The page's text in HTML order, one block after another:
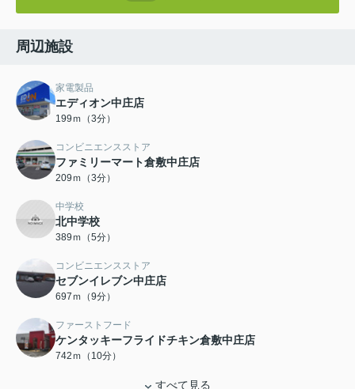
周辺施設
家電製品
エディオン中庄店
199ｍ（3分）
コンビニエンスストア
ファミリーマート倉敷中庄店
209ｍ（3分）
中学校
北中学校
389ｍ（5分）
コンビニエンスストア
セブンイレブン中庄店
697ｍ（9分）
ファーストフード
ケンタッキーフライドチキン倉敷中庄店
742ｍ（10分）
すべて見る